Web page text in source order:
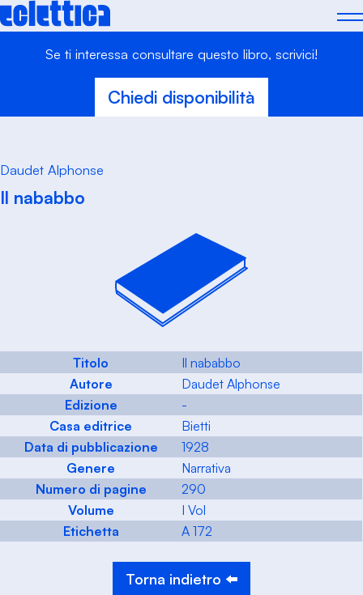
Skip
to
Se ti interessa consultare questo libro, scrivici!
Chiedi disponibilità
Daudet Alphonse
Il nababbo
Titolo
Il nababbo
Autore
Daudet Alphonse
Edizione
-
Casa editrice
Bietti
Data di pubblicazione
1928
Genere
Narrativa
Numero di pagine
290
Volume
I Vol
Etichetta
A 172
Torna indietro ⬅️